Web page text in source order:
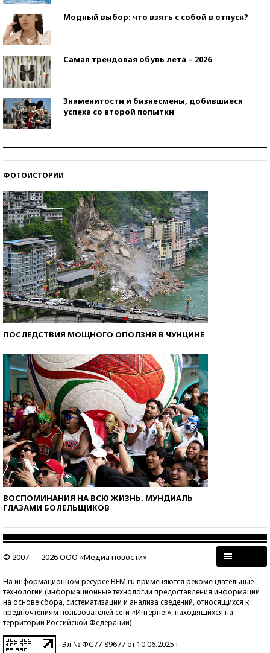
Модный выбор: что взять с собой в отпуск?
Самая трендовая обувь лета – 2026
Знаменитости и бизнесмены, добившиеся
успеха со второй попытки
ФОТОИСТОРИИ
ПОСЛЕДСТВИЯ МОЩНОГО ОПОЛЗНЯ В ЧУНЦИНЕ
ВОСПОМИНАНИЯ НА ВСЮ ЖИЗНЬ. МУНДИАЛЬ
ГЛАЗАМИ БОЛЕЛЬЩИКОВ
© 2007 — 2026 ООО «Медиа новости»
На информационном ресурсе BFM.ru применяются рекомендательные
технологии (информационные технологии предоставления информации
на основе сбора, систематизации и анализа сведений, относящихся к
предпочтениям пользователей сети «Интернет», находящихся на
территории Российской Федерации)
Эл № ФС77-89677 от 10.06.2025 г.